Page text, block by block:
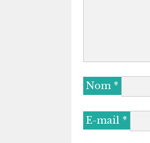
Nom *
E-mail *